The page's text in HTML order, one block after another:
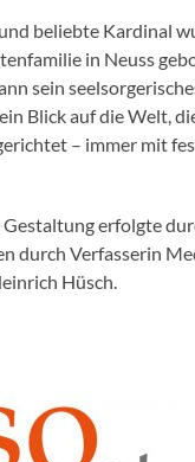
beliebte Kardinal
in Neuss
sein
Blick auf die Welt,
– immer mit
erfolgte
durch Verfasserin
Hüsch.